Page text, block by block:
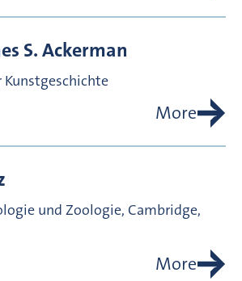
S.Ackerman
Kunstgeschichte
More
und Zoologie, Cambridge,
More